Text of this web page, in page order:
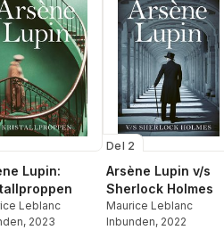
Lupin:
Leblanc
, 2023
Del 2
Arsène Lupin v/s
Sherlock Holmes
Maurice Leblanc
Inbunden, 2022